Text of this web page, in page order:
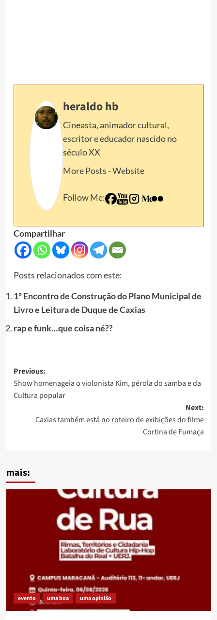
heraldo hb
Cineasta, animador cultural,
escritor e educador nascido no
século XX
More Posts -Website
Follow Me:
Compartilhar
Posts relacionados com este:
1º Encontro de Construção do Plano Municipal de
Livro e Leitura de Duque de Caxias
rap e funk…que coisa né??
Post
navigation
Previous:
Show homenageia o violonista Kim, pérola do samba e da
Cultura popular
Next:
Caxias também está no roteiro de exibições do filme
Cortina de Fumaça
mais:
evento uma boa uma opinião